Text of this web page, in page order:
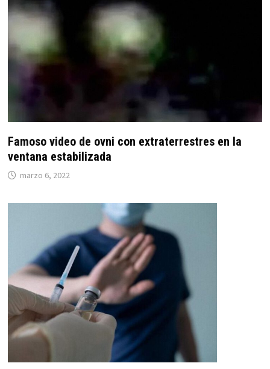
Famoso video de ovni con extraterrestres en la
ventana estabilizada
marzo 6, 2022